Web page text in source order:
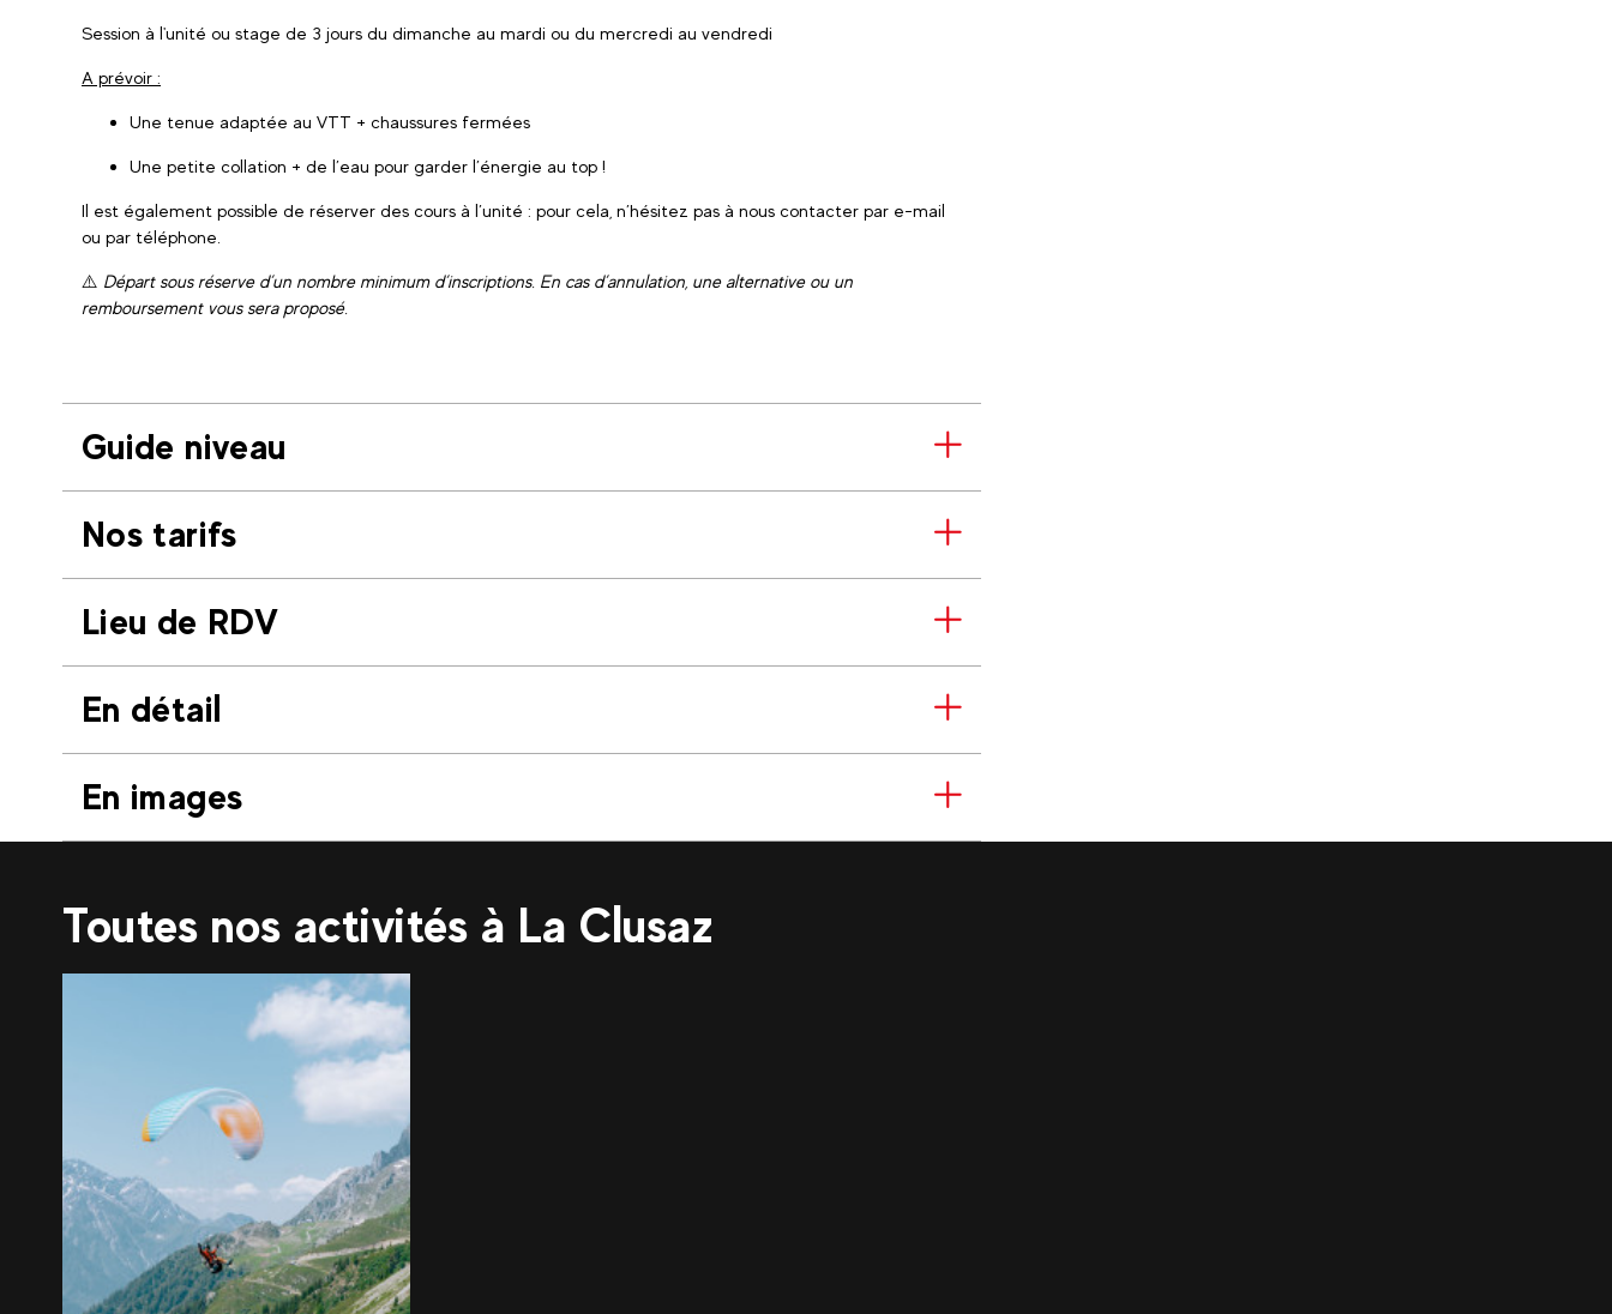
Session à l'unité ou stage de 3 jours du dimanche au mardi ou du mercredi au vendredi
A prévoir :
Une tenue adaptée au VTT + chaussures fermées
Une petite collation + de l’eau pour garder l’énergie au top !
Il est également possible de réserver des cours à l’unité : pour cela, n’hésitez pas à nous contacter par e-mail
ou par téléphone.
⚠️ Départ sous réserve d’un nombre minimum d’inscriptions. En cas d’annulation, une alternative ou un
remboursement vous sera proposé.
Guide niveau
Nos tarifs
Lieu de RDV
En détail
En images
Toutes nos activités à La Clusaz